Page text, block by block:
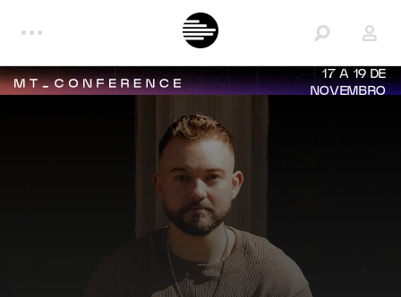
17 A 19 DE
NOVEMBRO